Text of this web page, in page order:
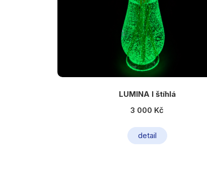
LUMINA I štíhlá
3 000 Kč
detail